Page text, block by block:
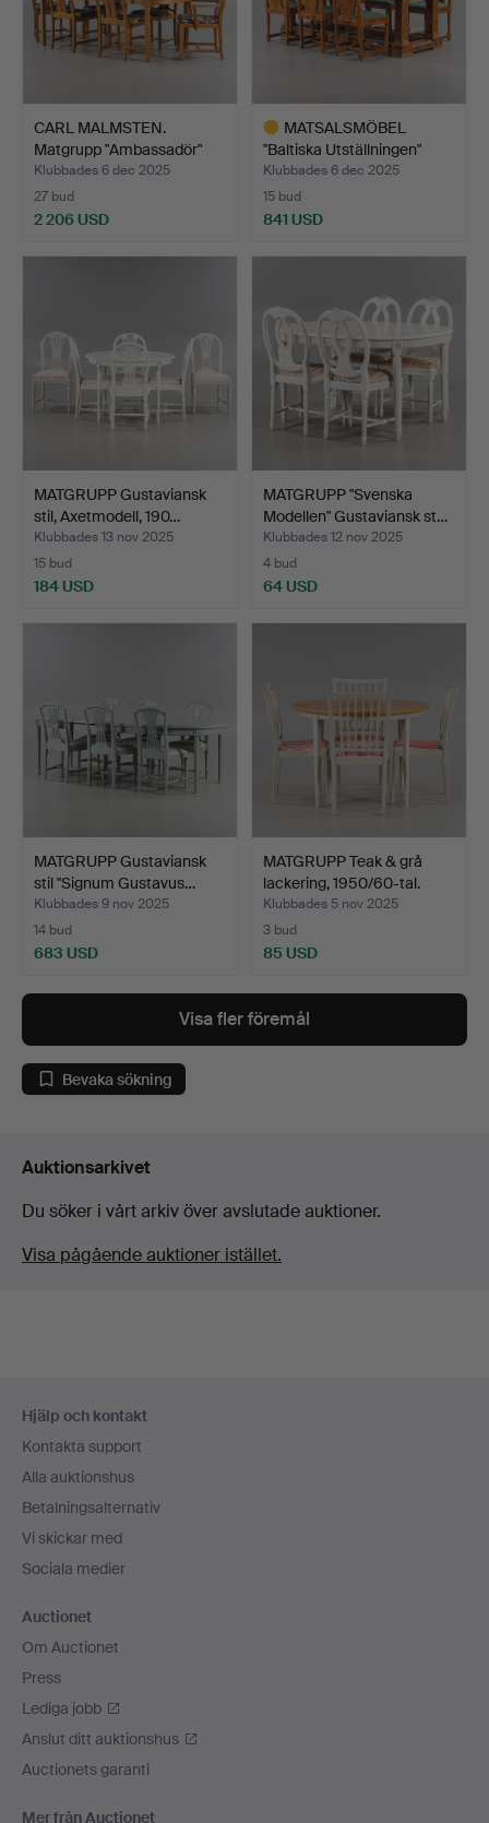
CARL MALMSTEN.
Matgrupp "Ambassadör"
Valnö…
Klubbades 6 dec 2025
27 bud
2 206 USD
MATSALSMÖBEL
"Baltiska Utställningen"
Almr…
Klubbades 6 dec 2025
15 bud
841 USD
MATGRUPP Gustaviansk
stil, Axetmodell, 190…
Klubbades 13 nov 2025
15 bud
184 USD
MATGRUPP "Svenska
Modellen" Gustaviansk st…
Klubbades 12 nov 2025
4 bud
64 USD
MATGRUPP Gustaviansk
stil "Signum Gustavus…
Klubbades 9 nov 2025
14 bud
683 USD
MATGRUPP Teak & grå
lackering, 1950/60-tal.
Klubbades 5 nov 2025
3 bud
85 USD
Visa fler föremål
Bevaka sökning
Auktionsarkivet
Du söker i vårt arkiv över avslutade auktioner.
Visa pågående auktioner istället.
Hjälp och kontakt
Kontakta support
Alla auktionshus
Betalningsalternativ
Vi skickar med
Sociala medier
Auctionet
Om Auctionet
Press
Lediga jobb
Anslut ditt auktionshus
Auctionets garanti
Mer från Auctionet